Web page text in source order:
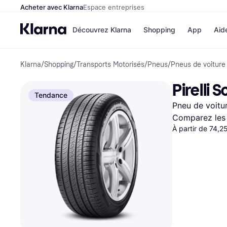
Acheter avec KlarnaEspace entreprises
Découvrez Klarna
Options de
paiement
Payer maintenant
Paiement en 3 fois
Paiement à 30 jours
Klarna sur Apple Pay
Shopping
Magasins
Airbnb
Temu
JD Sports
App
Klarna/Shopping/Transports Motorisés/Pneus/Pneus de voiture
Tendance Pirelli
Pneu de
Comparez
À partir de